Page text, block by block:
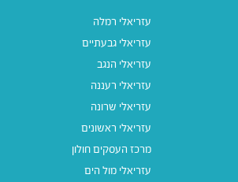
עזריאלי רמלה
עזריאלי גבעתיים
עזריאלי הנגב
עזריאלי רעננה
עזריאלי שרונה
עזריאלי ראשונים
מרכז העסקים חולון
עזריאלי מול הים